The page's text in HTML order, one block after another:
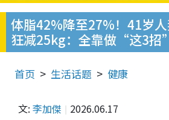
体脂42%降至27%！41岁
狂减25kg：全靠做“这3招
首页 生活话题 健康
文: 李加傑 2026.06.17